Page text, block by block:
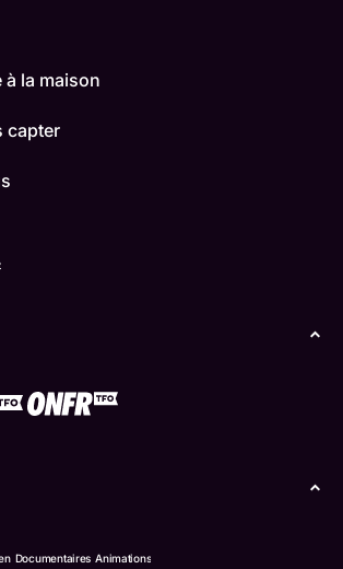
Documentaires Animations
à la maison
capter
de l’Ontario (TFO) - 2026